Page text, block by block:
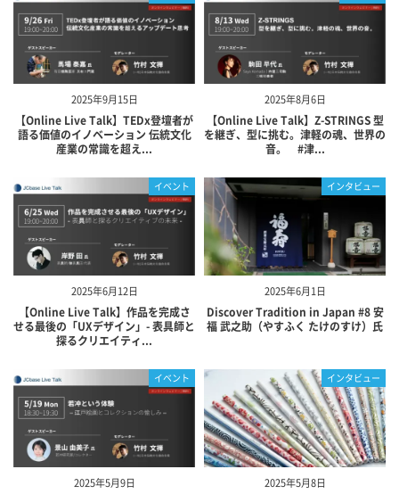
2025年9月15日
【Online Live Talk】TEDx登壇者が
語る価値のイノベーション 伝統文化
産業の常識を超え...
2025年8月6日
【Online Live Talk】Z-STRINGS 型
を継ぎ、型に挑む。津軽の魂、世界の
音。 #津...
2025年6月12日
イベント
【Online Live Talk】作品を完成さ
せる最後の「UXデザイン」- 表具師と
探るクリエイティ...
2025年6月1日
インタビュー
Discover Tradition in Japan #8 安
福 武之助（やすふく たけのすけ）氏
2025年5月9日
イベント
2025年5月8日
インタビュー